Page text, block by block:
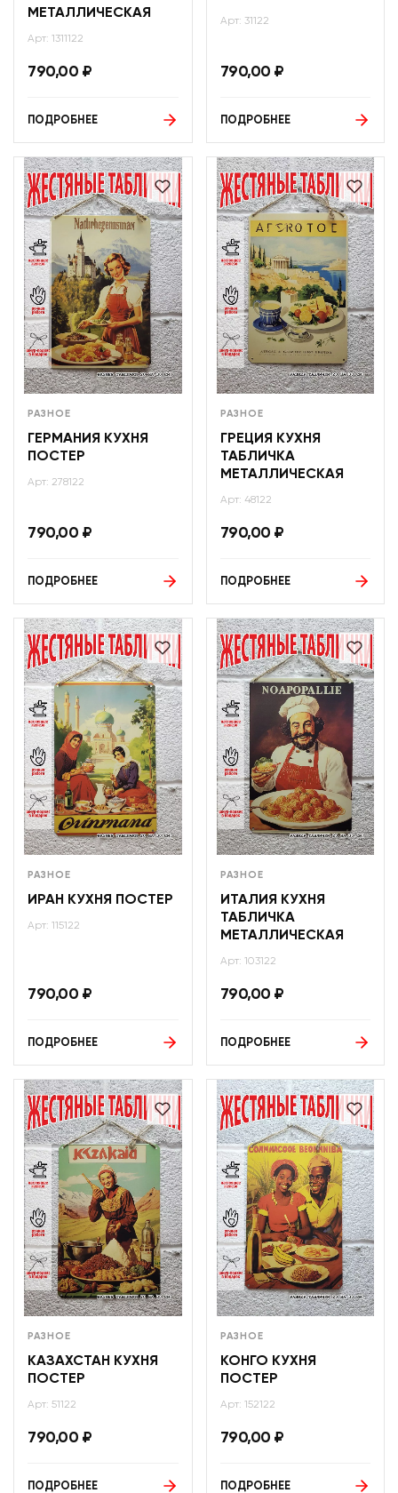
МЕТАЛЛИЧЕСКАЯ
Арт: 1311122
790,00 ₽
ПОДРОБНЕЕ
Арт: 31122
790,00 ₽
ПОДРОБНЕЕ
РАЗНОЕ
ГЕРМАНИЯ КУХНЯ
ПОСТЕР
Арт: 278122
790,00 ₽
ПОДРОБНЕЕ
РАЗНОЕ
ГРЕЦИЯ КУХНЯ
ТАБЛИЧКА
МЕТАЛЛИЧЕСКАЯ
Арт: 48122
790,00 ₽
ПОДРОБНЕЕ
РАЗНОЕ
ИРАН КУХНЯ ПОСТЕР
Арт: 115122
790,00 ₽
ПОДРОБНЕЕ
РАЗНОЕ
ИТАЛИЯ КУХНЯ
ТАБЛИЧКА
МЕТАЛЛИЧЕСКАЯ
Арт: 103122
790,00 ₽
ПОДРОБНЕЕ
РАЗНОЕ
КАЗАХСТАН КУХНЯ
ПОСТЕР
Арт: 51122
790,00 ₽
ПОДРОБНЕЕ
РАЗНОЕ
КОНГО КУХНЯ
ПОСТЕР
Арт: 152122
790,00 ₽
ПОДРОБНЕЕ